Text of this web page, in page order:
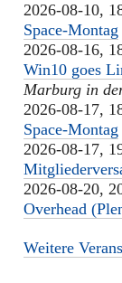
2026-08-10,
Space-Montag
2026-08-16,
Win10 goes
Marburg in
2026-08-17,
Space-Montag
2026-08-17,
2026-08-20,
Overhead
Weitere